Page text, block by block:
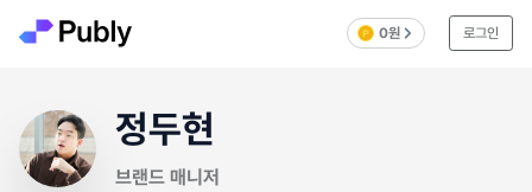
0원 로그인
정두현
브랜드 매니저